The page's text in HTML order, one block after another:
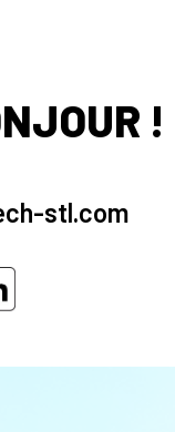
!
stl.com